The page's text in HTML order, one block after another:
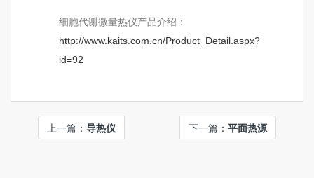
细胞代谢微量热仪产品介绍：
http://www.kaits.com.cn/Product_Detail.aspx?
id=92
上一篇：导热仪 下一篇： 平面热源